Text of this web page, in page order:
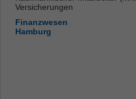
Versicherungen
Finanzwesen
Hamburg